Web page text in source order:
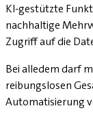
KI-gestützte
nachhaltige
Zugriff auf die
Bei alledem darf
reibungslosen
Automatisierung